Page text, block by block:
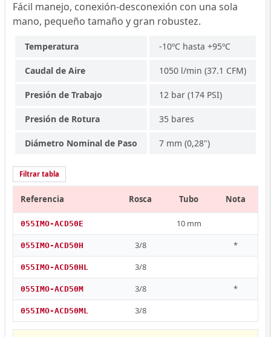
Fácil manejo, conexión-desconexión con una sola
mano, pequeño tamaño y gran robustez.
Temperatura -10ºC hasta +95ºC
Caudal de Aire 1050 l/min (37.1 CFM)
Presión de Trabajo 12 bar (174 PSI)
Presión de Rotura 35 bares
Diámetro Nominal de Paso 7 mm (0,28")
Filtrar tabla
Referencia Rosca Tubo Nota
055IMO-ACD50E 10 mm
055IMO-ACD50H 3/8 *
055IMO-ACD50HL 3/8
055IMO-ACD50M 3/8 *
055IMO-ACD50ML 3/8